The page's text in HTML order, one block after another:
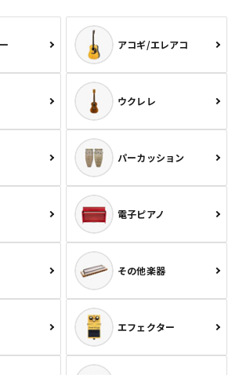
アコギ/エレアコ
ウクレレ
パーカッション
電子ピアノ
その他楽器
エフェクター